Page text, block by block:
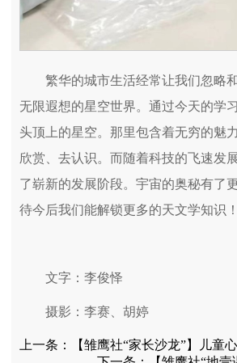
繁华的城市生活经常让我们忽略
无限遐想的星空世界。通过今天的学
头顶上的星空。那里包含着无穷的魅
欣赏、去认识。而随着科技的飞速发
了崭新的发展阶段。宇宙的奥秘有了
待今后我们能解锁更多的天文学知识！
文字：李俊怿
摄影：李赛、胡婷
上一条：
【雏鹰社“家长沙龙”】儿童